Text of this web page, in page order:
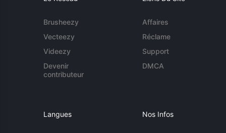
Brusheezy
Vecteezy
Videezy
Devenir
contributeur
Affaires
Réclame
Support
DMCA
Langues Nos Infos